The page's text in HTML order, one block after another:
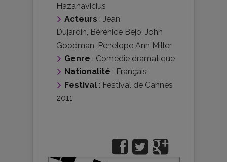
Hazanavicius
Acteurs : Jean
Dujardin Bérénice Bejo John
Goodman Penelope Ann Miller
Genre : Comédie dramatique
Nationalité : Français
Festival : Festival de Cannes
2011